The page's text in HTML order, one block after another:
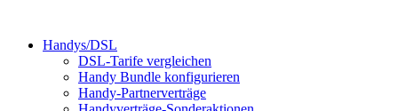
Handys/DSL
DSL-Tarife vergleichen
Handy Bundle konfigurieren
Handy-Partnerverträge